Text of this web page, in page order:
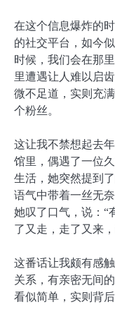
在这个信息爆炸的
的社交平台，如今
时候，我们会在那
里遭遇让人难以启
微不足道，实则充
个粉丝。
这让我不禁想起去
馆里，偶遇了一位
生活，她突然提到
语气中带着一丝无
她叹了口气，说：“
了又走，走了又来
这番话让我颇有感
关系，有亲密无间
看似简单，实则背